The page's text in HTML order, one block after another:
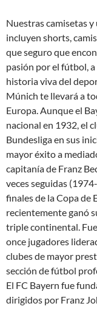
Nuestras camisetas
incluyen shorts,
que seguro que
pasión por el fútbol, a
historia viva del
Múnich te llevará a
Europa. Aunque el
nacional en 1932, el
Bundesliga en sus
mayor éxito a
capitanía de Franz
veces seguidas
finales de la Copa de
recientemente ganó
triple continental.
once jugadores
clubes de mayor
sección de fútbol
El FC Bayern fue
dirigidos por Franz